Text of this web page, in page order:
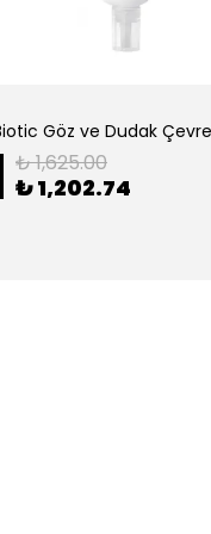
₺ 1,625.00
₺ 1,202.74